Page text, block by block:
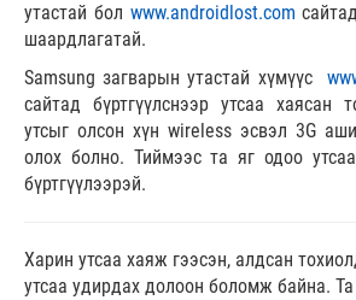
утастай бол www.androidlost.com
шаардлагатай.
Samsung загварын утастай хүмүүс
сайтад бүртгүүлснээр утсаа хаясан
утсыг олсон хүн wireless эсвэл 3G
олох болно. Тиймээс та яг одоо
бүртгүүлээрэй.
Харин утсаа хаяж гээсэн, алдсан
утсаа удирдах долоон боломж байна. Та